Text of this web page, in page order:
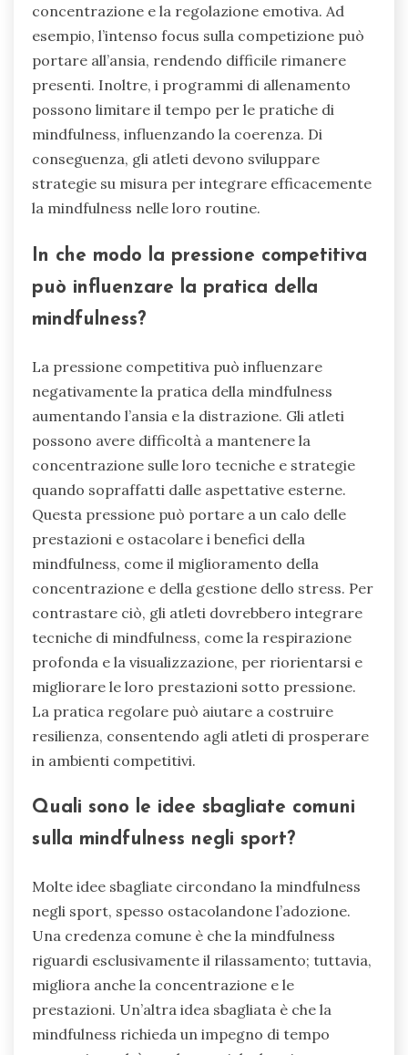
concentrazione e la regolazione emotiva. Ad
esempio, l’intenso focus sulla competizione può
portare all’ansia, rendendo difficile rimanere
presenti. Inoltre, i programmi di allenamento
possono limitare il tempo per le pratiche di
mindfulness, influenzando la coerenza. Di
conseguenza, gli atleti devono sviluppare
strategie su misura per integrare efficacemente
la mindfulness nelle loro routine.
In che modo la pressione competitiva
può influenzare la pratica della
mindfulness?
La pressione competitiva può influenzare
negativamente la pratica della mindfulness
aumentando l’ansia e la distrazione. Gli atleti
possono avere difficoltà a mantenere la
concentrazione sulle loro tecniche e strategie
quando sopraffatti dalle aspettative esterne.
Questa pressione può portare a un calo delle
prestazioni e ostacolare i benefici della
mindfulness, come il miglioramento della
concentrazione e della gestione dello stress. Per
contrastare ciò, gli atleti dovrebbero integrare
tecniche di mindfulness, come la respirazione
profonda e la visualizzazione, per riorientarsi e
migliorare le loro prestazioni sotto pressione.
La pratica regolare può aiutare a costruire
resilienza, consentendo agli atleti di prosperare
in ambienti competitivi.
Quali sono le idee sbagliate comuni
sulla mindfulness negli sport?
Molte idee sbagliate circondano la mindfulness
negli sport, spesso ostacolandone l’adozione.
Una credenza comune è che la mindfulness
riguardi esclusivamente il rilassamento; tuttavia,
migliora anche la concentrazione e le
prestazioni. Un’altra idea sbagliata è che la
mindfulness richieda un impegno di tempo